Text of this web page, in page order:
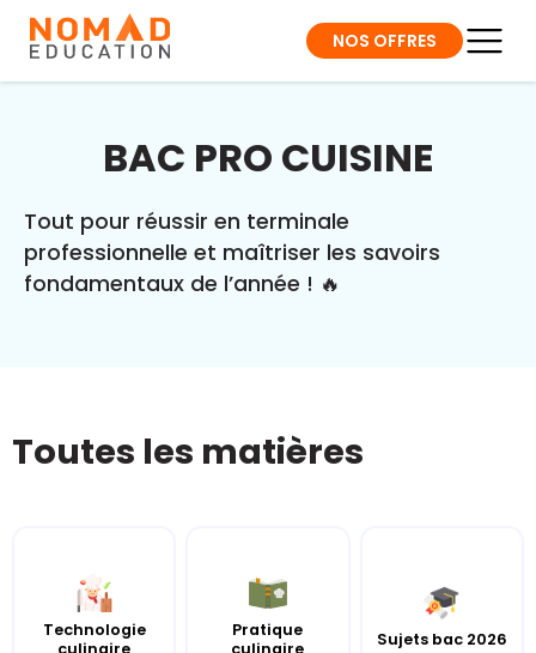
NOS OFFRES
BAC PRO CUISINE
Tout pour réussir en terminale
professionnelle et maîtriser les savoirs
fondamentaux de l’année ! 🔥
Toutes les matières
Technologie
culinaire
Pratique
culinaire
Sujets bac 2026